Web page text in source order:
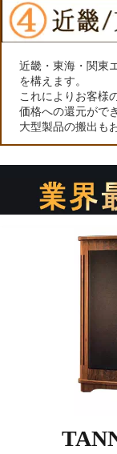
近畿・東海・関東
を構えます。
これによりお客様
価格への還元がで
大型製品の搬出も